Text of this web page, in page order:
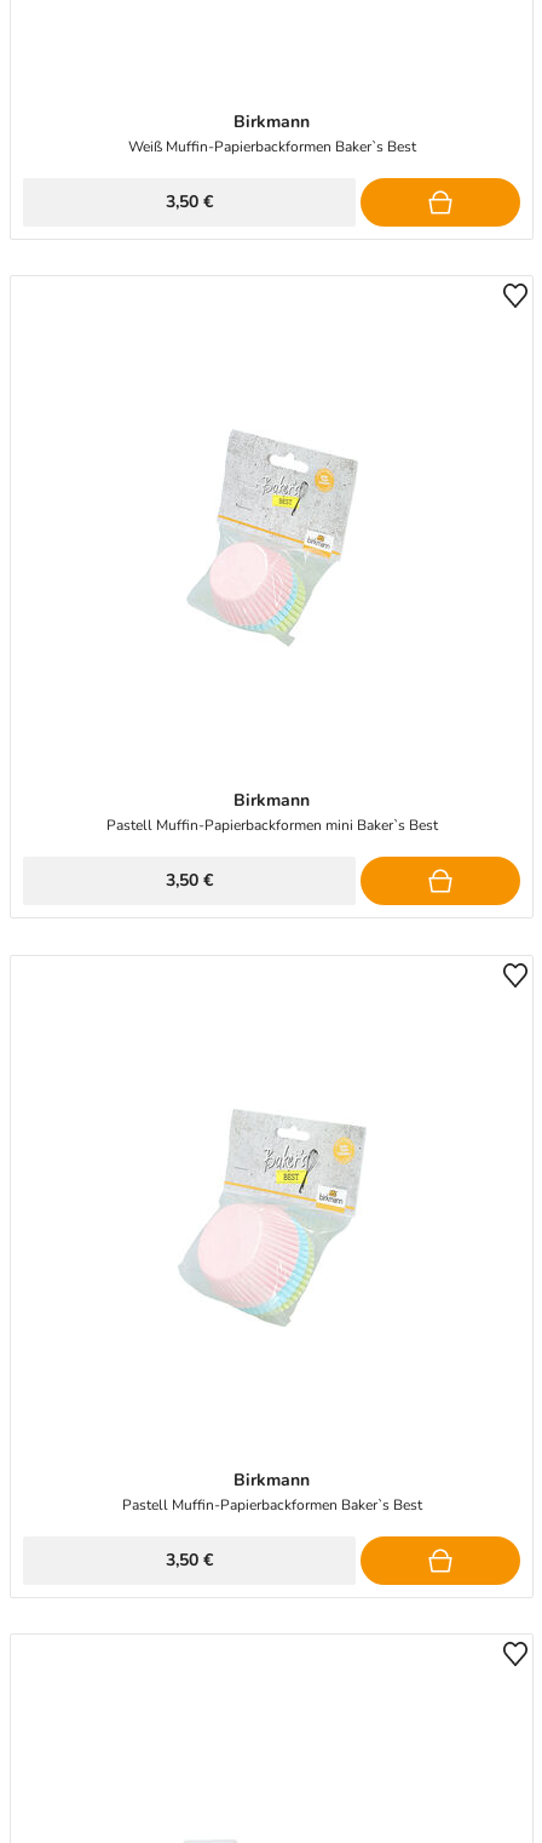
Birkmann
Weiß Muffin-Papierbackformen Baker`s Best
3,50 €
Birkmann
Pastell Muffin-Papierbackformen mini Baker`s Best
3,50 €
Birkmann
Pastell Muffin-Papierbackformen Baker`s Best
3,50 €